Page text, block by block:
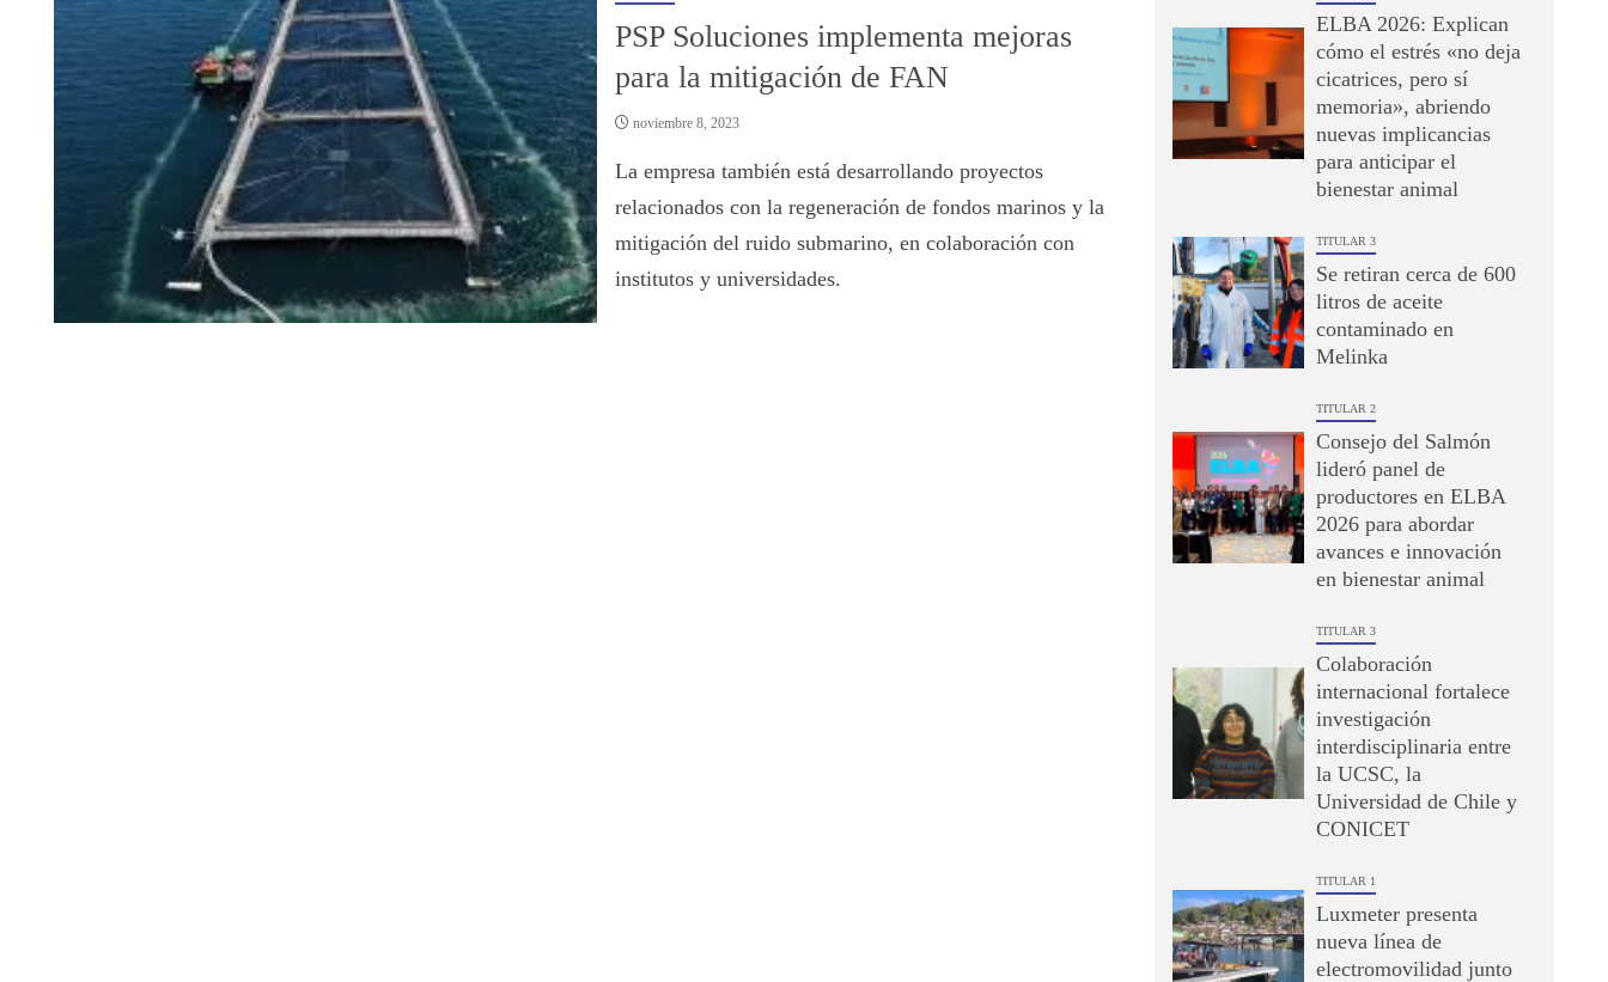
PSP Soluciones implementa mejoras
para la mitigación de FAN
noviembre 8, 2023
La empresa también está desarrollando proyectos
relacionados con la regeneración de fondos marinos y la
mitigación del ruido submarino, en colaboración con
institutos y universidades.
ELBA 2026: Explican
cómo el estrés «no deja
cicatrices, pero sí
memoria», abriendo
nuevas implicancias
para anticipar el
bienestar animal
TITULAR 3
Se retiran cerca de 600
litros de aceite
contaminado en
Melinka
TITULAR 2
Consejo del Salmón
lideró panel de
productores en ELBA
2026 para abordar
avances e innovación
en bienestar animal
TITULAR 3
Colaboración
internacional fortalece
investigación
interdisciplinaria entre
la UCSC, la
Universidad de Chile y
CONICET
TITULAR 1
Luxmeter presenta
nueva línea de
electromovilidad junto